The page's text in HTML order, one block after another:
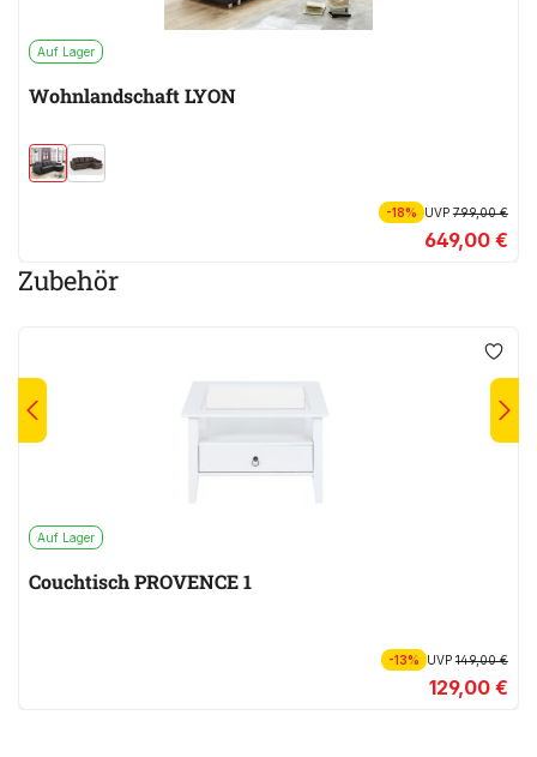
Auf Lager
Wohnlandschaft LYON
-18% UVP799,00 €
649,00 €
Zubehör
Auf Lager
Couchtisch PROVENCE 1
-13% UVP149,00 €
129,00 €